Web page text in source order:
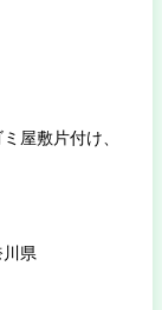
屋敷片付け、
県